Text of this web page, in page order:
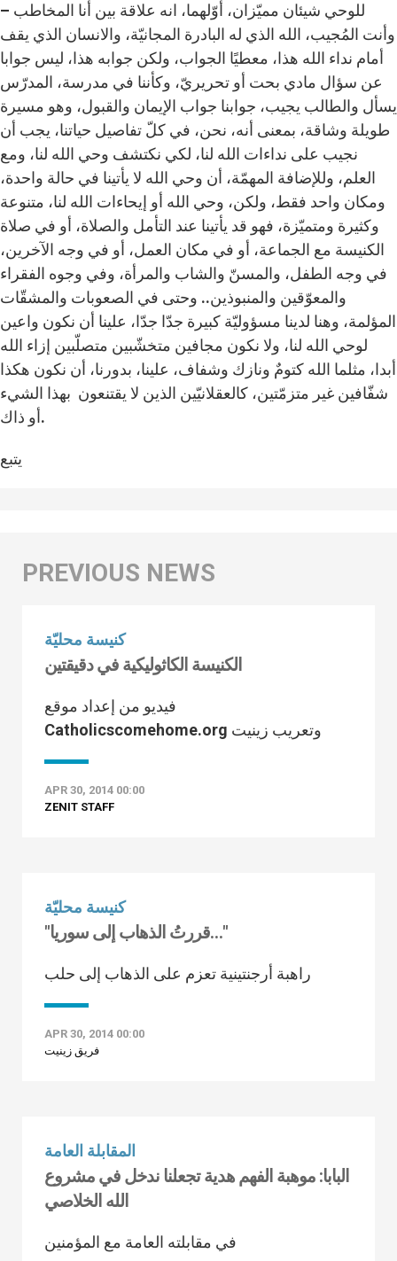
للوحي شيئان مميّزان، أوّلهما، انه علاقة بين أنا المخاطب –
وأنت المُجيب، الله الذي له البادرة المجانيّة، والانسان الذي يقف
أمام نداء الله هذا، معطيًا الجواب، ولكن جوابه هذا، ليس جوابا
عن سؤال مادي بحت أو تحريريّ، وكأننا في مدرسة، المدرّس
يسأل والطالب يجيب، جوابنا جواب الإيمان والقبول، وهو مسيرة
طويلة وشاقة، بمعنى أنه، نحن، في كلّ تفاصيل حياتنا، يجب أن
نجيب على نداءات الله لنا، لكي نكتشف وحي الله لنا، ومع
العلم، وللإضافة المهمّة، أن وحي الله لا يأتينا في حالة واحدة،
ومكان واحد فقط، ولكن، وحي الله أو إيحاءات الله لنا، متنوعة
وكثيرة ومتميّزة، فهو قد يأتينا عند التأمل والصلاة، أو في صلاة
الكنيسة مع الجماعة، أو في مكان العمل، أو في وجه الآخرين،
في وجه الطفل، والمسنّ والشاب والمرأة، وفي وجوه الفقراء
والمعوّقين والمنبوذين.. وحتى في الصعوبات والمشقّات
المؤلمة، وهنا لدينا مسؤوليّة كبيرة جدّا جدّا، علينا أن نكون واعين
لوحي الله لنا، ولا نكون مجافين متخشّبين متصلّبين إزاء الله
أبدا، مثلما الله كتومٌ ونازك وشفاف، علينا، بدورنا، أن نكون هكذا
شفّافين غير متزمّتين، كالعقلانيّين الذين لا يقتنعون بهذا الشيء
أو ذاك.
يتبع
كنيسة محليّة
الكنيسة الكاثوليكية في دقيقتين
فيديو من إعداد موقع
Catholicscomehome.org وتعريب زينيت
APR 30, 2014 00:00
ZENIT STAFF
كنيسة محليّة
"قررتُ الذهاب إلى سوريا…"
راهبة أرجنتينية تعزم على الذهاب إلى حلب
APR 30, 2014 00:00
فريق زينيت
المقابلة العامة
البابا: موهبة الفهم هدية تجعلنا ندخل في مشروع
الله الخلاصي
في مقابلته العامة مع المؤمنين